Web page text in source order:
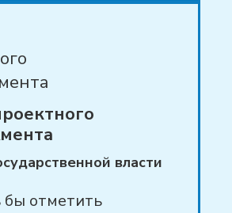
власти
бы отметить